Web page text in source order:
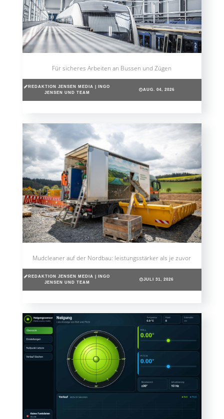
Für sicheres Arbeiten an Bussen und Zügen
REDAKTION JENSEN MEDIA | INGO
JENSEN UND TEAM
AUG. 04, 2026
Mudcleaner auf der Nordbau: leistungsstärker als je zuvor
REDAKTION JENSEN MEDIA | INGO
JENSEN UND TEAM
JULI 31, 2026